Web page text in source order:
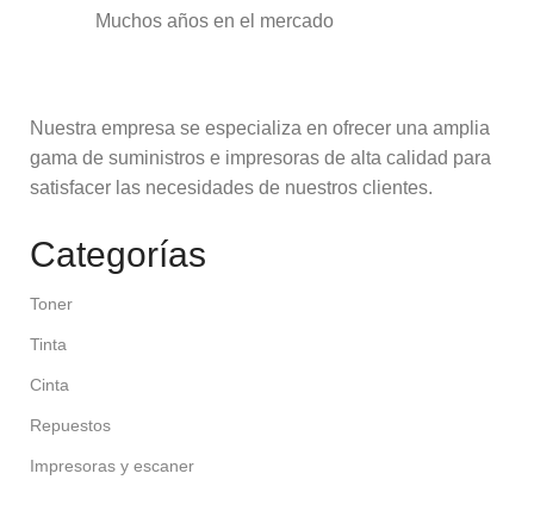
Muchos años en el mercado
Nuestra empresa se especializa en ofrecer una amplia
gama de suministros e impresoras de alta calidad para
satisfacer las necesidades de nuestros clientes.
Categorías
Toner
Tinta
Cinta
Repuestos
Impresoras y escaner